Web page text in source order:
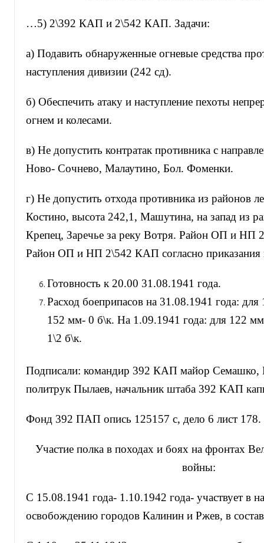
…5) 2\392 КАП и 2\542 КАП. Задачи:
а) Подавить обнаруженные огневые средства
наступления дивизии (242 сд).
б) Обеспечить атаку и наступление пехоты
огнем и колесами.
в) Не допустить контратак противника с
Ново- Сочнево, Малаутино, Бол. Фоменки.
г) Не допустить отхода противника из районов
Костино, высота 242,1, Машутина, на запад из
Крепец, Заречье за реку Вотря. Район ОП и
Район ОП и НП 2\542 КАП согласно приказания
Готовность к 20.00 31.08.1941 года.
Расход боеприпасов на 31.08.1941 года:
152 мм- 0 б\к. На 1.09.1941 года: для 122
1\2 б\к.
Подписали: командир 392 КАП майор Семашко,
политрук Пылаев, начальник штаба 392 КАП
Фонд 392 ПАП опись 125157 с, дело 6 лист 178.
Участие полка в походах и боях на фронтах
войны:
С 15.08.1941 года- 1.10.1942 года- участвует в
освобождению городов Калинин и Ржев, в